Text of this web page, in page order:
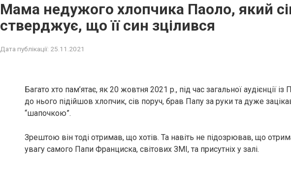
Мама недужого хлопчика Паоло, який
стверджує, що її син зцілився
Дата публікації: 25.11.2021
Багато хто пам’ятає, як 20 жовтня 2021 р., під час загальної аудієнції
до нього підійшов хлопчик, сів поруч, брав Папу за руки та дуже
“шапочкою”.
Зрештою він тоді отримав, що хотів. Та навіть не підозрював, що
увагу самого Папи Франциска, світових ЗМІ, та присутніх у залі.